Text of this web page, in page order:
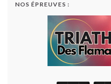
NOS ÉPREUVES :